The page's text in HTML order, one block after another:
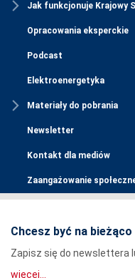
Jak funkcjonuje Krajowy
Opracowania eksperckie
Podcast
Elektroenergetyka
Materiały do pobrania
Newsletter
Kontakt dla mediów
Zaangażowanie
Chcesz być na
Zapisz się do newslettera
więcej...